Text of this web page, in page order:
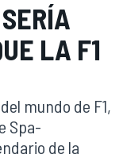
LA F1
mundo de F1,
Spa-
de la